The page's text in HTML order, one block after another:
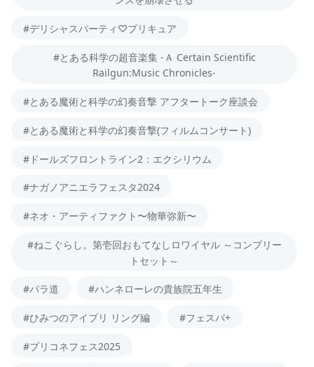
#デリシャスパーティ♡プリキュア
#とある科学の超音楽集 -Ａ Certain Scientific
Railgun:Music Chronicles-
#とある魔術と科学の幻奏音撃 アフタートーク座談会
#とある魔術と科学の幻奏音撃(フィルムコンサート)
#ドールズフロントライン2：エクシリウム
#ナガノアニエラフェスタ2024
#ネオ・アーティファクト〜物華弥新〜
#ねこぐらし。第壱回おもてなしロワイヤル ～コンプリー
トセット～
#パラ道 #ハンネローレの貴族院五年生
#ひみつのアイプリ リング編 #フェスバ+
#プリコネフェス2025